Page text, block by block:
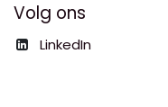
Volg ons
LinkedIn